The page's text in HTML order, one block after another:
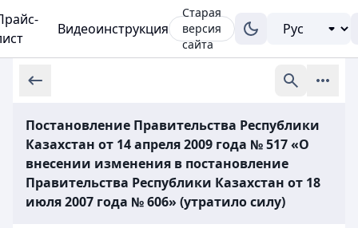
Видеоинструкция
Старая
версия
сайта
Постановление Правительства Республики
Казахстан от 14 апреля 2009 года № 517 «О
внесении изменения в постановление
Правительства Республики Казахстан от 18
июля 2007 года № 606» (утратило силу)